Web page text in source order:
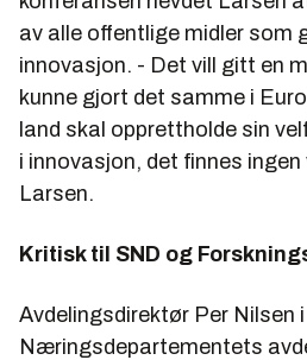
av alle offentlige midler som
innovasjon. - Det vill gitt en
kunne gjort det samme i
land skal opprettholde sin
i innovasjon, det finnes
Larsen.
Kritisk til SND og
Avdelingsdirektør Per Nilsen i
Næringsdepartementets